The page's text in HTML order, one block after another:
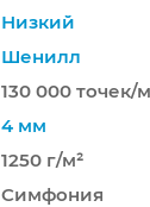
Низкий
Шенилл
130 000 точек/
4 мм
1250 г/м²
Симфония